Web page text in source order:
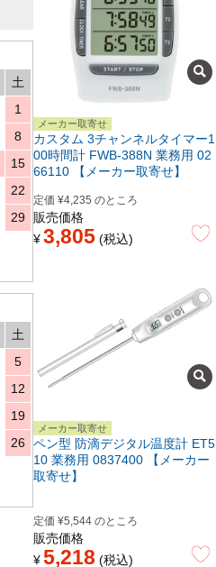
土
1
8
15
22
29
土
5
12
19
26
メーカー取寄せ
カスタム 3チャンネルタイマー1
00時間計 FWB-388N 業務用 02
66110 【メーカー取寄せ】
定価 ¥4,235 のところ
販売価格
¥ 3,805 税込
メーカー取寄せ
ペン型 防滴デジタル温度計 ET5
10 業務用 0837400 【メーカー
取寄せ】
定価 ¥5,544 のところ
販売価格
¥ 5,218 税込